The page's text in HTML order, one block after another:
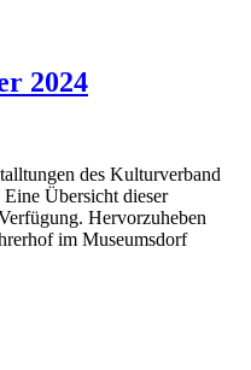
2024
des Kulturverband
Übersicht dieser
Hervorzuheben
im Museumsdorf